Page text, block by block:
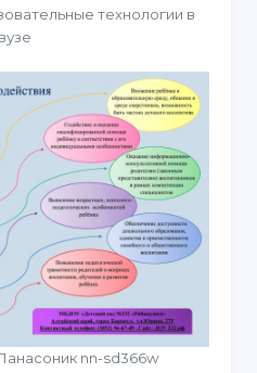
технологии в
вузе
nn-sd366w